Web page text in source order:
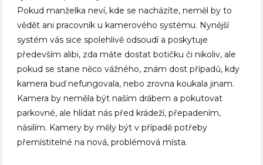
Pokud manželka neví, kde se nacházíte, neměl by to
vědět ani pracovník u kamerového systému. Nynější
systém vás sice spolehlivě odsoudí a poskytuje
především alibi, zda máte dostat botičku či nikoliv, ale
pokud se stane něco vážného, znám dost případů, kdy
kamera buď nefungovala, nebo zrovna koukala jinam.
Kamera by neměla být naším drábem a pokutovat
parkovné, ale hlídat nás před krádeží, přepadením,
násilím. Kamery by měly být v případě potřeby
přemístitelné na nová, problémová místa.